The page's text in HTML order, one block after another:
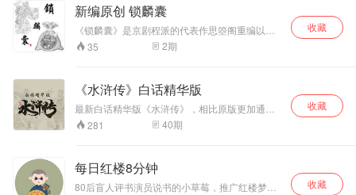
新编原创 锁麟囊
《锁麟囊》是京剧程派的代表作思箜阁重编以评
书的形式展现给各位故事讲的是登州富 家之女薛
湘灵出嫁时陪嫁《锁麟囊》囊中金银财宝无数出
麟囊，后因变故薛湘灵成为卢家婆子在照顾卢家
少爷的时候误入阁楼香堂见锁麟囊真相大白之后
卢家夫人原来就是赵守贞从此两人义结金兰欢迎
各位加入思箜阁官方qq群：600231836每晚九点
十分现场我们的固定更新时间是每周五至周日欢
35 2期
收藏
《水浒传》白话精华版
最新白话精华版《水浒传》，相比原版更加通俗
易懂281 40期
收藏
每日红楼8分钟
80后盲人评书演员说书的小草莓，推广红楼梦新
收藏